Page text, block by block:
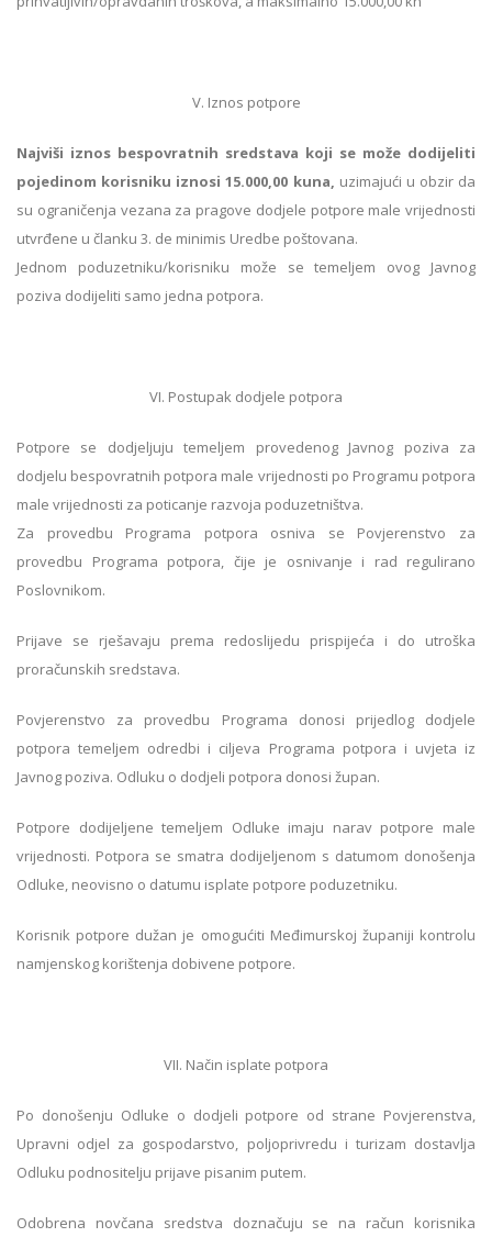
V. Iznos potpore
Najviši iznos bespovratnih sredstava koji se može dodijeliti
pojedinom korisniku iznosi 15.000,00 kuna, uzimajući u obzir da
su ograničenja vezana za pragove dodjele potpore male vrijednosti
utvrđene u članku 3. de minimis Uredbe poštovana.
Jednom poduzetniku/korisniku može se temeljem ovog Javnog
poziva dodijeliti samo jedna potpora.
VI. Postupak dodjele potpora
Potpore se dodjeljuju temeljem provedenog Javnog poziva za
dodjelu bespovratnih potpora male vrijednosti po Programu potpora
male vrijednosti za poticanje razvoja poduzetništva.
Za provedbu Programa potpora osniva se Povjerenstvo za
provedbu Programa potpora, čije je osnivanje i rad regulirano
Poslovnikom.
Prijave se rješavaju prema redoslijedu prispijeća i do utroška
proračunskih sredstava.
Povjerenstvo za provedbu Programa donosi prijedlog dodjele
potpora temeljem odredbi i ciljeva Programa potpora i uvjeta iz
Javnog poziva. Odluku o dodjeli potpora donosi župan.
Potpore dodijeljene temeljem Odluke imaju narav potpore male
vrijednosti. Potpora se smatra dodijeljenom s datumom donošenja
Odluke, neovisno o datumu isplate potpore poduzetniku.
Korisnik potpore dužan je omogućiti Međimurskoj županiji kontrolu
namjenskog korištenja dobivene potpore.
VII. Način isplate potpora
Po donošenju Odluke o dodjeli potpore od strane Povjerenstva,
Upravni odjel za gospodarstvo, poljoprivredu i turizam dostavlja
Odluku podnositelju prijave pisanim putem.
Odobrena novčana sredstva doznačuju se na račun korisnika